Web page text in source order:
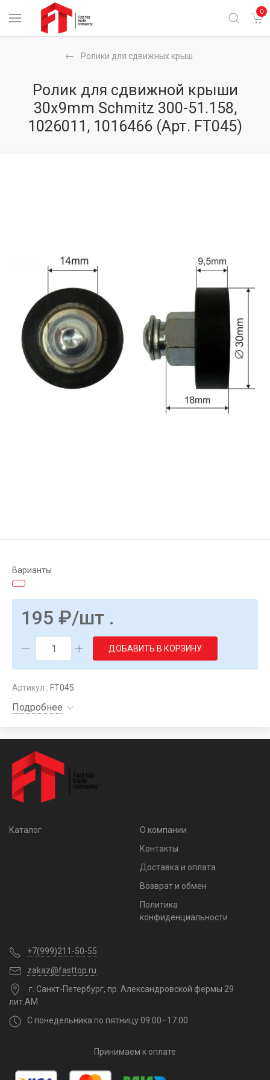
0
Ролики для сдвижных крыш
Ролик для сдвижной крыши
30x9mm Schmitz 300-51.158,
1026011, 1016466 (Арт. FT045)
Варианты
195 ₽/шт .
ДОБАВИТЬ В КОРЗИНУ
Артикул : FT045
Подробнее
Каталог
О компании
Контакты
Доставка и оплата
Возврат и обмен
Политика
конфиденциальности
+7(999)211-50-55
zakaz@fasttop.ru
г. Санкт-Петербург, пр. Александровской фермы 29
лит.АМ
С понедельника по пятницу 09:00–17:00
Принимаем к оплате